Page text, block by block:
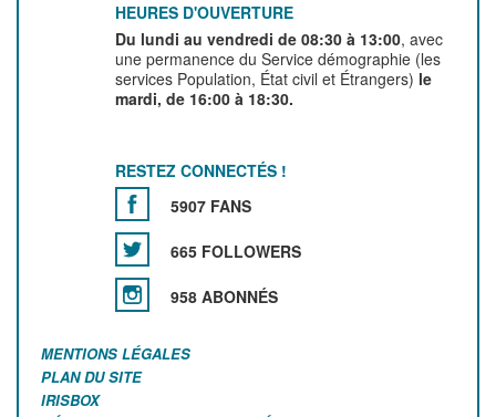
HEURES D'OUVERTURE
Du lundi au vendredi de 08:30 à 13:00, avec
une permanence du Service démographie (les
services Population, État civil et Étrangers) le
mardi, de 16:00 à 18:30.
RESTEZ CONNECTÉS !
5907 FANS
665 FOLLOWERS
958 ABONNÉS
MENTIONS LÉGALES
PLAN DU SITE
IRISBOX